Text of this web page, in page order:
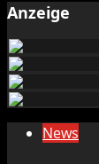
Anzeige
News